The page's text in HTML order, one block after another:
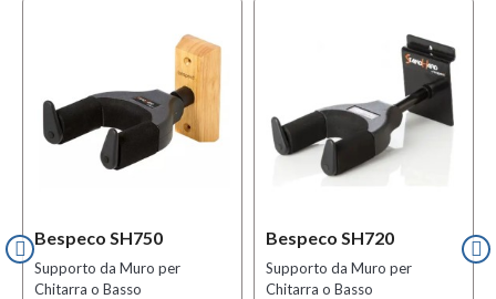
Bespeco SH750
Supporto da Muro per
Chitarra o Basso
Bespeco SH720
Supporto da Muro per
Chitarra o Basso